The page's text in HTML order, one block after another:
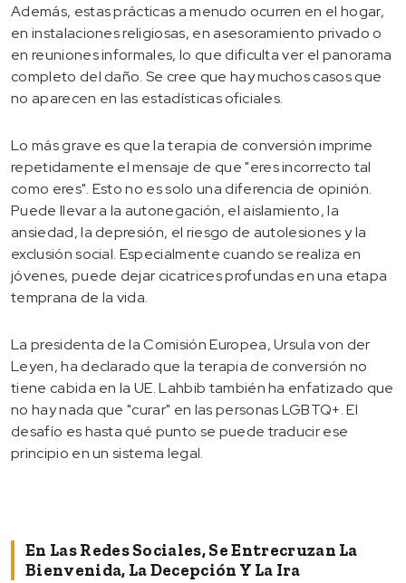
Además, estas prácticas a menudo ocurren en el hogar,
en instalaciones religiosas, en asesoramiento privado o
en reuniones informales, lo que dificulta ver el panorama
completo del daño. Se cree que hay muchos casos que
no aparecen en las estadísticas oficiales.
Lo más grave es que la terapia de conversión imprime
repetidamente el mensaje de que "eres incorrecto tal
como eres". Esto no es solo una diferencia de opinión.
Puede llevar a la autonegación, el aislamiento, la
ansiedad, la depresión, el riesgo de autolesiones y la
exclusión social. Especialmente cuando se realiza en
jóvenes, puede dejar cicatrices profundas en una etapa
temprana de la vida.
La presidenta de la Comisión Europea, Ursula von der
Leyen, ha declarado que la terapia de conversión no
tiene cabida en la UE. Lahbib también ha enfatizado que
no hay nada que "curar" en las personas LGBTQ+. El
desafío es hasta qué punto se puede traducir ese
principio en un sistema legal.
En Las Redes Sociales, Se Entrecruzan La
Bienvenida, La Decepción Y La Ira